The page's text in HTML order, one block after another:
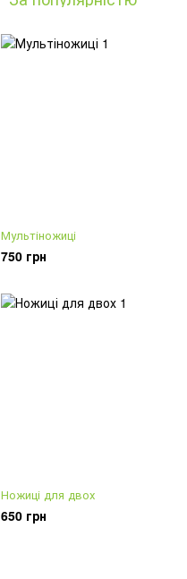
Мультіножиці
750 грн
Ножиці для двох
650 грн